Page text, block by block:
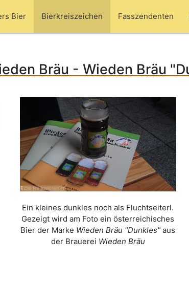
Bier Bierkreiszeichen Fasszendenten
Bräu - Wieden Bräu
Ein kleines dunkles noch als Fluchtseiterl.
Gezeigt wird am Foto ein österreichisches
Bier der Marke Wieden Bräu "Dunkles" aus
der Brauerei Wieden Bräu